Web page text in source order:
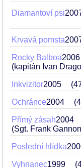
Diamantoví psi
Krvavá pomsta
Rocky Balboa2006
(kapitán Ivan
Inkvizitor2005
Ochránce2004
Přímý zásah2004
(Sgt. Frank
Poslední hlídka
Vyhnanec1999